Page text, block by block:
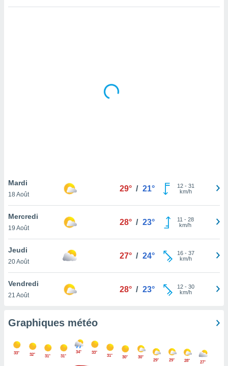
pas
de
à
cas,
que
sur le
ne
Mardi
18 Août
29° / 21° 12- 31
km/h
Mercredi
19 Août
28° / 23° 11 - 28
km/h
Jeudi
20 Août
27° / 24° 16- 37
km/h
Vendredi
21 Août
28° / 23° 12- 30
km/h
Graphiques météo
33° 32° 31° 31°
34° 33°
31° 30° 30°
29° 29° 28° 27°